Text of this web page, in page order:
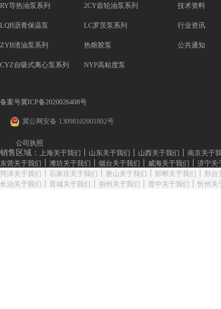
RY导热油泵系列 2CY齿轮油泵系列
LQB沥青保温泵 LC罗茨泵系列
ZYB渣油泵系列 热熔胶泵
CYZ自吸式离心泵系列 NYP高粘度泵
备案号冀ICP备2020026408号
冀公网安备 13098102001802号
公司执照
技术资料
行业资讯
公共通知
销售区域： 上海关于我们 山东关于我们 山西关于我们
南京关于
东营关于我们
潍坊关于我们 烟台关于我们 威海关于我们
济宁关
菏泽关于我们
石家庄关于我们 唐山关于我们 邯郸关于我们
邢台
长治关于我们
晋城关于我们 朔州关于我们 晋中关于我们 忻州关